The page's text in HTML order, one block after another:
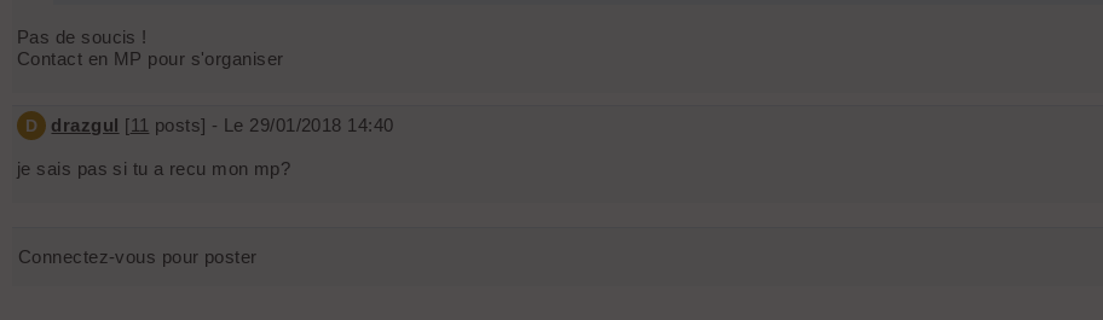
Pas de soucis !
Contact en MP pour s'organiser
D drazgul [11 posts] - Le 29/01/2018 14:40
je sais pas si tu a recu mon mp?
Connectez-vous pour poster